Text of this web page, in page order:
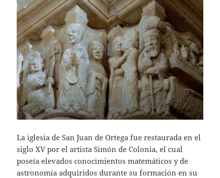
La iglesia de San Juan de Ortega fue restaurada en el
siglo XV por el artista Simón de Colonia, el cual
poseía elevados conocimientos matemáticos y de
astronomía adquiridos durante su formación en su